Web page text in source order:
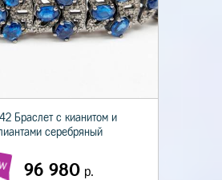
Браслет с кианитом и
серебряный
96 980р.